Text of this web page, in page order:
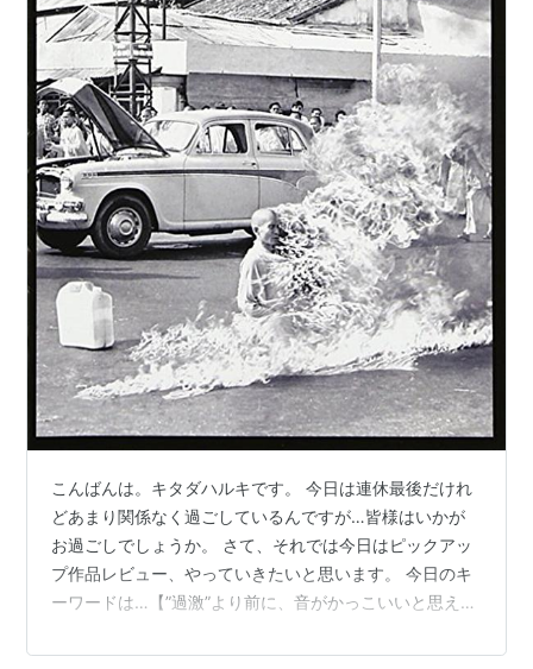
迎えAudioslaveを結成し、それぞれ活動中。
2007年に再結成を果たし、2008年には日本公演も行っ
た。これからの活躍が期待される。
メンバー
Zack De La Rocha... Vocals
Brad Wilk... Drums
Thom Morello... Guitar
Tim Commeford... Bass
主なアルバム
Rage Against The Machine(1993)asin:B0000028RR
Evil Empire(1996)asin:B0000029D9
The Battle Of Los Angels(1999)asin:B00002MZ2C
Renegades(2000)asin:B000053EZW
Live At The Grand Olympic Auditorium(2003)
asin:B0000DJEQZ
こんばんは。キタダハルキです。 今日は連休最後だけれ
どあまり関係なく過ごしているんですが…皆様はいかが
お過ごしでしょうか。 さて、それでは今日はピックアッ
プ作品レビュー、やっていきたいと思います。 今日のキ
ーワードは…【”過激”より前に、音がかっこいいと思えた